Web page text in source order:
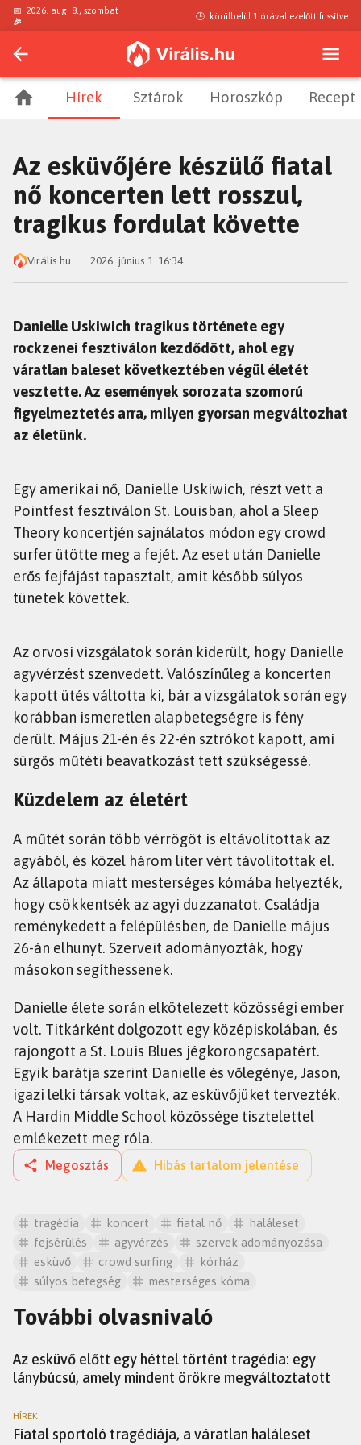
📅 2026. aug. 8., szombat
🎉
🕒 körülbelül 1 órával ezelőtt frissítve
Hírek Sztárok Horoszkóp Recept
Az esküvőjére készülő fiatal
nő koncerten lett rosszul,
tragikus fordulat követte
Virális.hu 2026. június 1. 16:34
Danielle Uskiwich tragikus története egy
rockzenei fesztiválon kezdődött, ahol egy
váratlan baleset következtében végül életét
vesztette. Az események sorozata szomorú
figyelmeztetés arra, milyen gyorsan megváltozhat
az életünk.
Egy amerikai nő, Danielle Uskiwich, részt vett a
Pointfest fesztiválon St. Louisban, ahol a Sleep
Theory koncertjén sajnálatos módon egy crowd
surfer ütötte meg a fejét. Az eset után Danielle
erős fejfájást tapasztalt, amit később súlyos
tünetek követtek.
Az orvosi vizsgálatok során kiderült, hogy Danielle
agyvérzést szenvedett. Valószínűleg a koncerten
kapott ütés váltotta ki, bár a vizsgálatok során egy
korábban ismeretlen alapbetegségre is fény
derült. Május 21-én és 22-én sztrókot kapott, ami
sürgős műtéti beavatkozást tett szükségessé.
Küzdelem az életért
A műtét során több vérrögöt is eltávolítottak az
agyából, és közel három liter vért távolítottak el.
Az állapota miatt mesterséges kómába helyezték,
hogy csökkentsék az agyi duzzanatot. Családja
reménykedett a felépülésben, de Danielle május
26-án elhunyt. Szerveit adományozták, hogy
másokon segíthessenek.
Danielle élete során elkötelezett közösségi ember
volt. Titkárként dolgozott egy középiskolában, és
rajongott a St. Louis Blues jégkorongcsapatért.
Egyik barátja szerint Danielle és vőlegénye, Jason,
igazi lelki társak voltak, az esküvőjüket tervezték.
A Hardin Middle School közössége tisztelettel
emlékezett meg róla.
Megosztás Hibás tartalom jelentése
tragédia koncert fiatal nő
haláleset
fejsérülés
agyvérzés
szervek adományozása
esküvő
crowd surfing
kórház
súlyos betegség
mesterséges kóma
További olvasnivaló
Az esküvő előtt egy héttel történt tragédia: egy
lánybúcsú, amely mindent örökre megváltoztatott
HÍREK
Fiatal sportoló tragédiája, a váratlan haláleset